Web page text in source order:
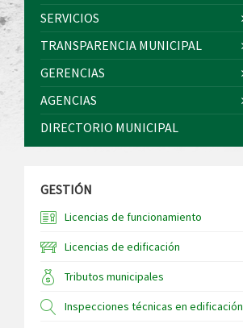
SERVICIOS
TRANSPARENCIA MUNICIPAL
GERENCIAS
AGENCIAS
DIRECTORIO MUNICIPAL
GESTIÓN
Licencias de funcionamiento
Licencias de edificación
Tributos municipales
Inspecciones técnicas en edificación